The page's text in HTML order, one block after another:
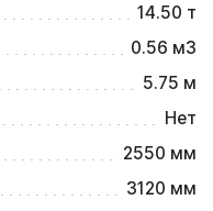
14.50 т
0.56 м3
5.75 м
Нет
2550 мм
3120 мм